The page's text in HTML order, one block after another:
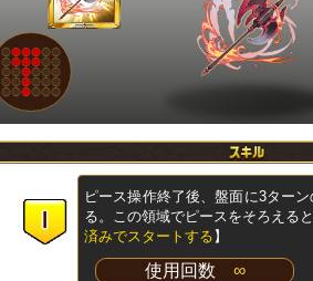
ピース操作終了後、盤面に3ターン
る。この領域でピースをそろえる
済みでスタートする 】
使用回数 ∞